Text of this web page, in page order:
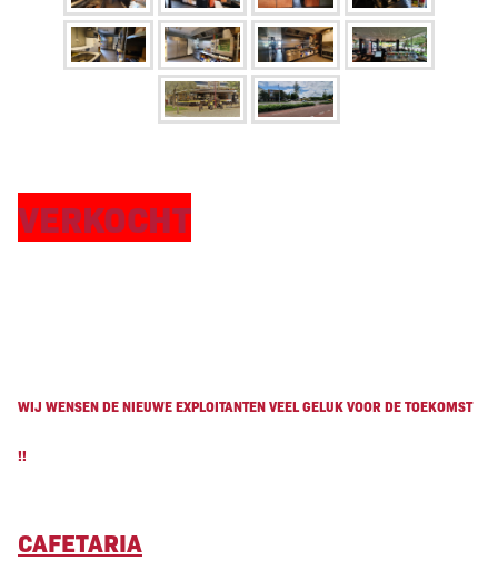
VERKOCHT - cafetaria
superlocatie in
Hengelo
VERKOCHT
WIJ WENSEN DE NIEUWE EXPLOITANTEN VEEL GELUK VOOR DE TOEKOMST
!!
CAFETARIA